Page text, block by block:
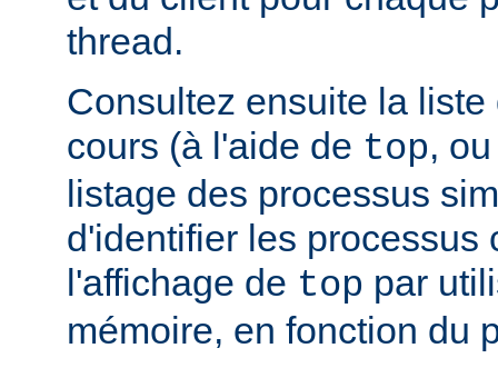
thread.
Consultez ensuite la
cours (à l'aide de top,
listage des processus
d'identifier les processus
l'affichage de top par
mémoire, en fonction du